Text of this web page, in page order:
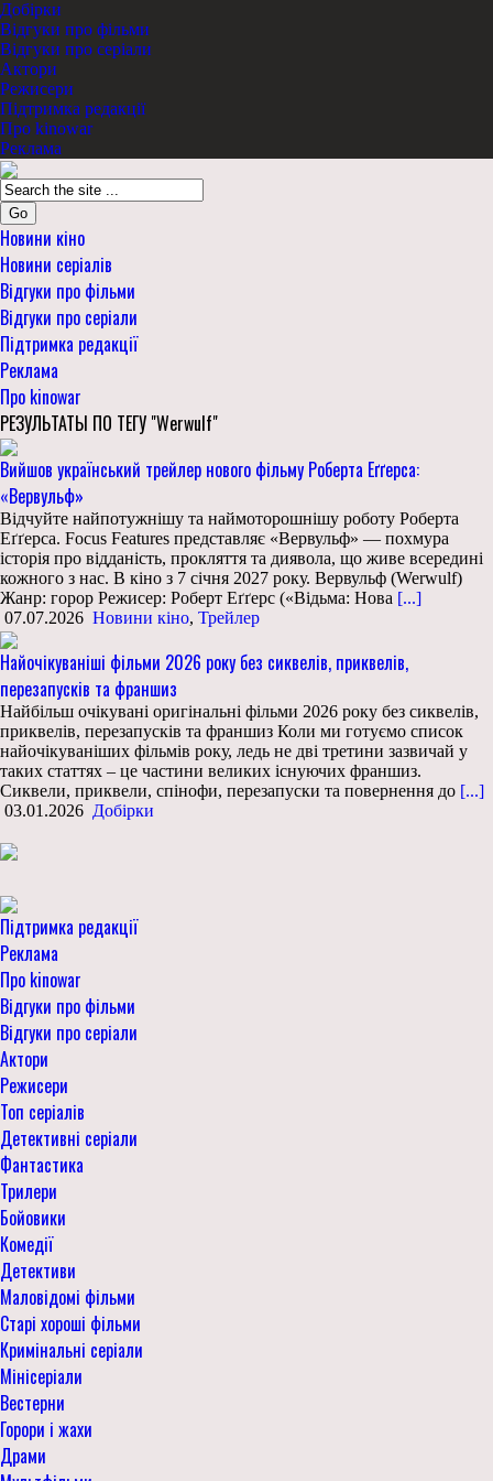
Добірки
Відгуки про фільми
Відгуки про серіали
Актори
Режисери
Підтримка редакції
Про kinowar
Реклама
Go
Новини кіно
Новини серіалів
Відгуки про фільми
Відгуки про серіали
Підтримка редакції
Реклама
Про kinowar
РЕЗУЛЬТАТЫ ПО ТЕГУ "Werwulf"
Вийшов український трейлер нового фільму Роберта Еґґерса:
«Вервульф»
Відчуйте найпотужнішу та наймоторошнішу роботу Роберта
Еґґерса. Focus Features представляє «Вервульф» — похмура
історія про відданість, прокляття та диявола, що живе всередині
кожного з нас. В кіно з 7 січня 2027 року. Вервульф (Werwulf)
Жанр: горор Режисер: Роберт Еґґерс («Відьма: Нова [...]
07.07.2026 Новини кіно, Трейлер
Найочікуваніші фільми 2026 року без сиквелів, приквелів,
перезапусків та франшиз
Найбільш очікувані оригінальні фільми 2026 року без сиквелів,
приквелів, перезапусків та франшиз Коли ми готуємо список
найочікуваніших фільмів року, ледь не дві третини зазвичай у
таких статтях – це частини великих існуючих франшиз.
Сиквели, приквели, спінофи, перезапуски та повернення до [...]
03.01.2026 Добірки
Підтримка редакції
Реклама
Про kinowar
Відгуки про фільми
Відгуки про серіали
Актори
Режисери
Топ серіалів
Детективні серіали
Фантастика
Трилери
Бойовики
Комедії
Детективи
Маловідомі фільми
Старі хороші фільми
Кримінальні серіали
Мінісеріали
Вестерни
Горори і жахи
Драми